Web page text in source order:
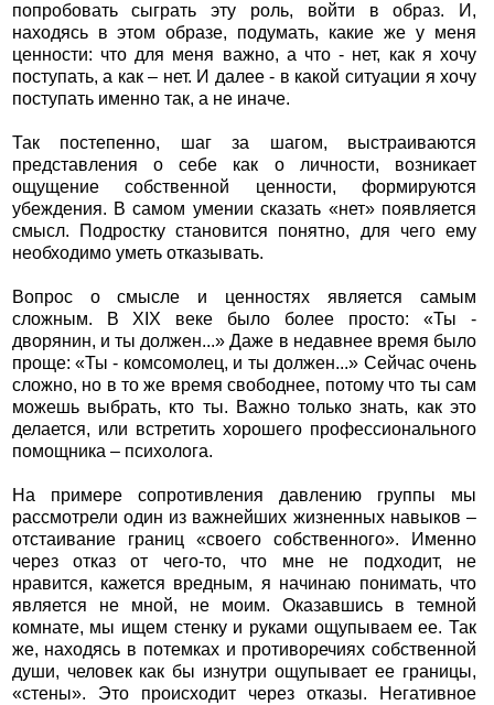
попробовать сыграть эту роль, войти в образ. И,
находясь в этом образе, подумать, какие же у меня
ценности: что для меня важно, а что - нет, как я хочу
поступать, а как – нет. И далее - в какой ситуации я хочу
поступать именно так, а не иначе.
Так постепенно, шаг за шагом, выстраиваются
представления о себе как о личности, возникает
ощущение собственной ценности, формируются
убеждения. В самом умении сказать «нет» появляется
смысл. Подростку становится понятно, для чего ему
необходимо уметь отказывать.
Вопрос о смысле и ценностях является самым
сложным. В XIX веке было более просто: «Ты -
дворянин, и ты должен...» Даже в недавнее время было
проще: «Ты - комсомолец, и ты должен...» Сейчас очень
сложно, но в то же время свободнее, потому что ты сам
можешь выбрать, кто ты. Важно только знать, как это
делается, или встретить хорошего профессионального
помощника – психолога.
На примере сопротивления давлению группы мы
рассмотрели один из важнейших жизненных навыков –
отстаивание границ «своего собственного». Именно
через отказ от чего-то, что мне не подходит, не
нравится, кажется вредным, я начинаю понимать, что
является не мной, не моим. Оказавшись в темной
комнате, мы ищем стенку и руками ощупываем ее. Так
же, находясь в потемках и противоречиях собственной
души, человек как бы изнутри ощупывает ее границы,
«стены». Это происходит через отказы. Негативное